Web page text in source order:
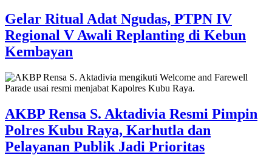
Gelar Ritual Adat Ngudas, PTPN IV
Regional V Awali Replanting di Kebun
Kembayan
AKBP Rensa S. Aktadivia Resmi Pimpin
Polres Kubu Raya, Karhutla dan
Pelayanan Publik Jadi Prioritas